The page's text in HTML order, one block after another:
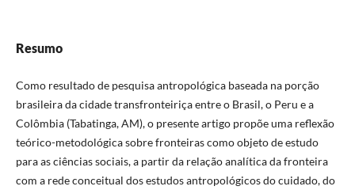
Resumo
Como resultado de pesquisa antropológica baseada na porção
brasileira da cidade transfronteiriça entre o Brasil, o Peru e a
Colômbia (Tabatinga, AM), o presente artigo propõe uma reflexão
teórico-metodológica sobre fronteiras como objeto de estudo
para as ciências sociais, a partir da relação analítica da fronteira
com a rede conceitual dos estudos antropológicos do cuidado, do